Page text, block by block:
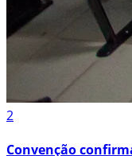
2
Convenção